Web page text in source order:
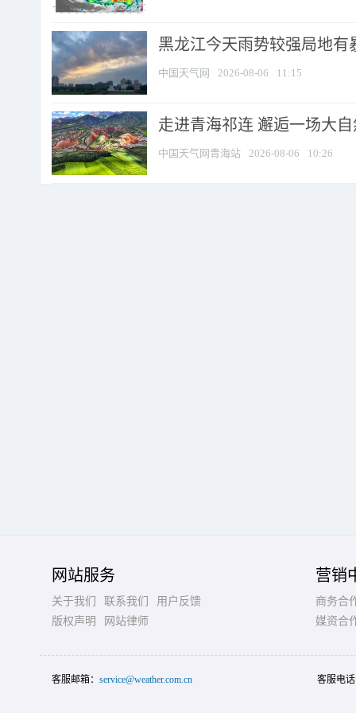
黑龙江今天雨势较强局地有
中国天气网 2026-08-06 11:15
走进青海祁连 邂逅一场大
中国天气网青海站 2026-08-06 10:26
网站服务
关于我们 联系我们
用户反馈
版权声明
网站律师
营销
商务合
媒资合
客服邮箱： service@weather.com.cn 客服电